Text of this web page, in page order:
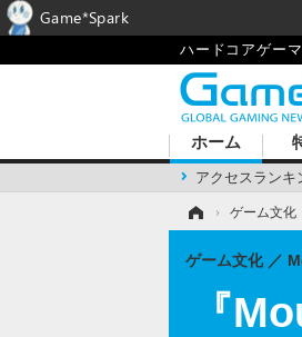
ハードコアゲー
ホーム
アクセスランキ
› ゲーム文化
『
ゲーム文化
Game*Spark